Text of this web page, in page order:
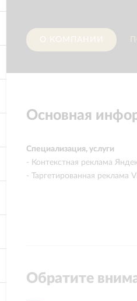
О КОМПАНИИ
Основная
Специализация, услуги
- Контекстная реклама
- Таргетированная реклама
Обратите